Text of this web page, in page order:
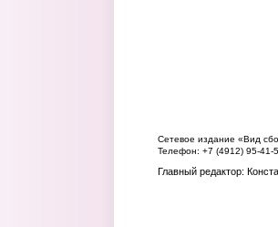
Сетевое издание «Вид
Телефон: +7 (4912) 95-41-
Главный редактор: